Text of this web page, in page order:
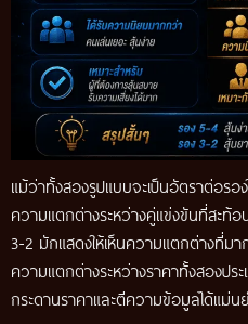
แม้ว่าทั้งสองรูปแบบจะเป็นอัตราต่อร
ความแตกต่างระหว่างคู่แข่งขันที่สะท้
3-2 มักแสดงให้เห็นความแตกต่างที่มา
ความแตกต่างระหว่างราคาทั้งสองป
กระดานราคาและตีความข้อมูลได้แม่น